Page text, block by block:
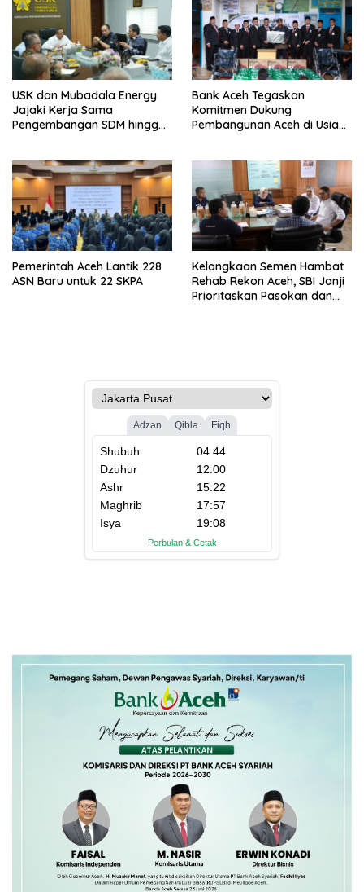
USK dan Mubadala Energy
Jajaki Kerja Sama
Pengembangan SDM hingga
Bank Aceh Tegaskan
Komitmen Dukung
Pembangunan Aceh di Usia
Pemerintah Aceh Lantik 228
ASN Baru untuk 22 SKPA
Kelangkaan Semen Hambat
Rehab Rekon Aceh, SBI Janji
Prioritaskan Pasokan dan